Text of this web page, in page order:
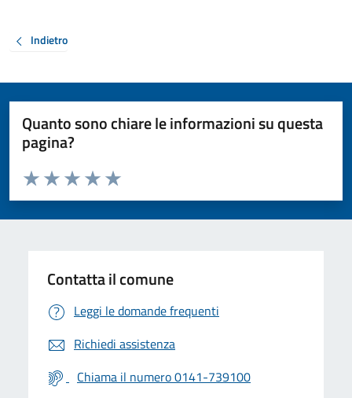
Indietro
Quanto sono chiare le informazioni su questa
pagina?
Valuta da 1 a 5 stelle la pagina
Valuta 5 stelle su 5
Valuta 4 stelle su 5
Valuta 3 stelle su 5
Valuta 2 stelle su 5
Valuta 1 stelle su 5
Contatta il comune
Leggi le domande frequenti
Richiedi assistenza
Chiama il numero 0141-739100